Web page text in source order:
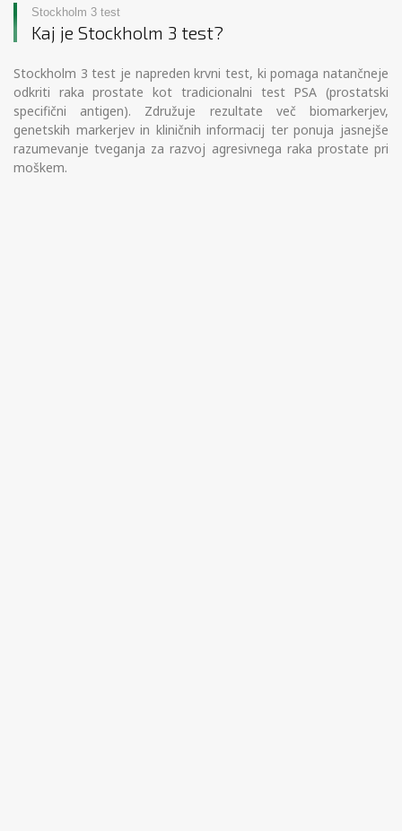
Stockholm 3 test
Kaj je Stockholm 3 test?
Stockholm 3 test je napreden krvni test, ki pomaga natančneje
odkriti raka prostate kot tradicionalni test PSA (prostatski
specifični antigen). Združuje rezultate več biomarkerjev,
genetskih markerjev in kliničnih informacij ter ponuja jasnejše
razumevanje tveganja za razvoj agresivnega raka prostate pri
moškem.